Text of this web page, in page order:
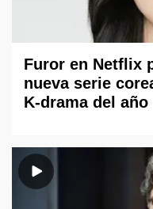
Furor en Netflix
nueva serie
K-drama del año